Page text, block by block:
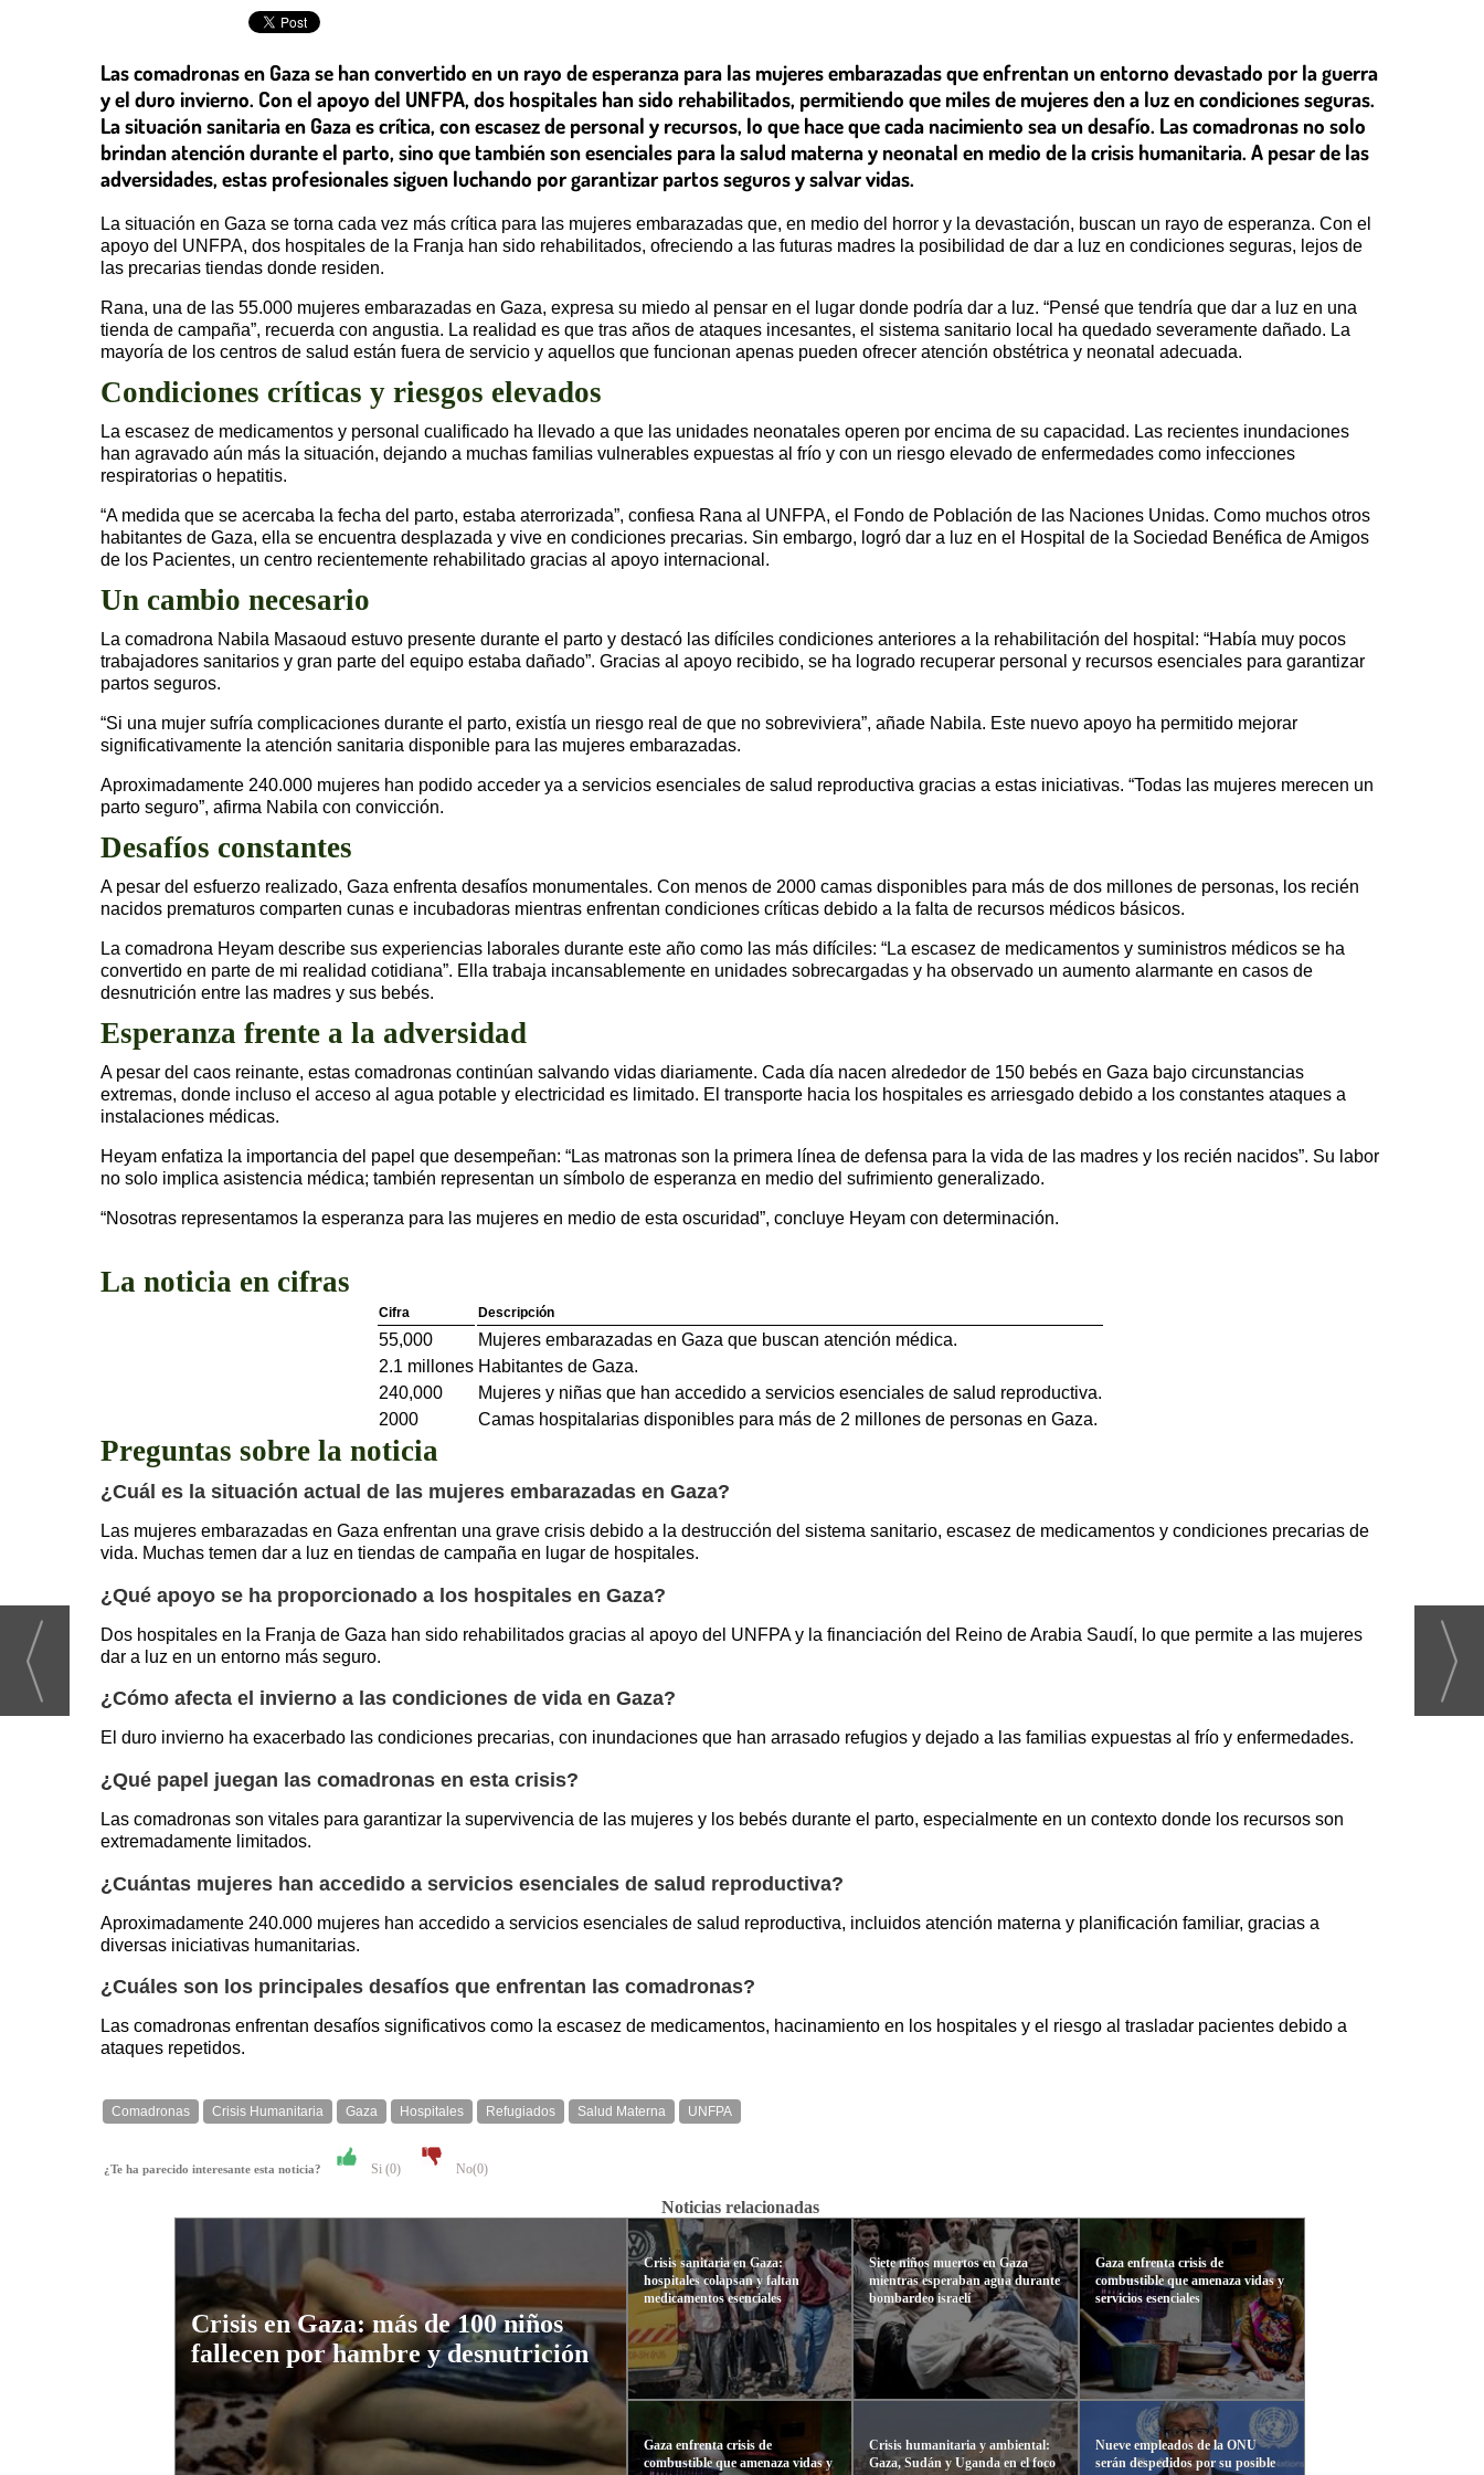
Las comadronas en Gaza se han convertido en un rayo de esperanza para las mujeres embarazadas que enfrentan un entorno devastado por la guerra
y el duro invierno. Con el apoyo del UNFPA, dos hospitales han sido rehabilitados, permitiendo que miles de mujeres den a luz en condiciones seguras.
La situación sanitaria en Gaza es crítica, con escasez de personal y recursos, lo que hace que cada nacimiento sea un desafío. Las comadronas no solo
brindan atención durante el parto, sino que también son esenciales para la salud materna y neonatal en medio de la crisis humanitaria. A pesar de las
adversidades, estas profesionales siguen luchando por garantizar partos seguros y salvar vidas.
La situación en Gaza se torna cada vez más crítica para las mujeres embarazadas que, en medio del horror y la devastación, buscan un rayo de esperanza. Con el
apoyo del UNFPA, dos hospitales de la Franja han sido rehabilitados, ofreciendo a las futuras madres la posibilidad de dar a luz en condiciones seguras, lejos de
las precarias tiendas donde residen.
Rana, una de las 55.000 mujeres embarazadas en Gaza, expresa su miedo al pensar en el lugar donde podría dar a luz. “Pensé que tendría que dar a luz en una
tienda de campaña”, recuerda con angustia. La realidad es que tras años de ataques incesantes, el sistema sanitario local ha quedado severamente dañado. La
mayoría de los centros de salud están fuera de servicio y aquellos que funcionan apenas pueden ofrecer atención obstétrica y neonatal adecuada.
Condiciones críticas y riesgos elevados
La escasez de medicamentos y personal cualificado ha llevado a que las unidades neonatales operen por encima de su capacidad. Las recientes inundaciones
han agravado aún más la situación, dejando a muchas familias vulnerables expuestas al frío y con un riesgo elevado de enfermedades como infecciones
respiratorias o hepatitis.
“A medida que se acercaba la fecha del parto, estaba aterrorizada”, confiesa Rana al UNFPA, el Fondo de Población de las Naciones Unidas. Como muchos otros
habitantes de Gaza, ella se encuentra desplazada y vive en condiciones precarias. Sin embargo, logró dar a luz en el Hospital de la Sociedad Benéfica de Amigos
de los Pacientes, un centro recientemente rehabilitado gracias al apoyo internacional.
Un cambio necesario
La comadrona Nabila Masaoud estuvo presente durante el parto y destacó las difíciles condiciones anteriores a la rehabilitación del hospital: “Había muy pocos
trabajadores sanitarios y gran parte del equipo estaba dañado”. Gracias al apoyo recibido, se ha logrado recuperar personal y recursos esenciales para garantizar
partos seguros.
“Si una mujer sufría complicaciones durante el parto, existía un riesgo real de que no sobreviviera”, añade Nabila. Este nuevo apoyo ha permitido mejorar
significativamente la atención sanitaria disponible para las mujeres embarazadas.
Aproximadamente 240.000 mujeres han podido acceder ya a servicios esenciales de salud reproductiva gracias a estas iniciativas. “Todas las mujeres merecen un
parto seguro”, afirma Nabila con convicción.
Desafíos constantes
A pesar del esfuerzo realizado, Gaza enfrenta desafíos monumentales. Con menos de 2000 camas disponibles para más de dos millones de personas, los recién
nacidos prematuros comparten cunas e incubadoras mientras enfrentan condiciones críticas debido a la falta de recursos médicos básicos.
La comadrona Heyam describe sus experiencias laborales durante este año como las más difíciles: “La escasez de medicamentos y suministros médicos se ha
convertido en parte de mi realidad cotidiana”. Ella trabaja incansablemente en unidades sobrecargadas y ha observado un aumento alarmante en casos de
desnutrición entre las madres y sus bebés.
Esperanza frente a la adversidad
A pesar del caos reinante, estas comadronas continúan salvando vidas diariamente. Cada día nacen alrededor de 150 bebés en Gaza bajo circunstancias
extremas, donde incluso el acceso al agua potable y electricidad es limitado. El transporte hacia los hospitales es arriesgado debido a los constantes ataques a
instalaciones médicas.
Heyam enfatiza la importancia del papel que desempeñan: “Las matronas son la primera línea de defensa para la vida de las madres y los recién nacidos”. Su labor
no solo implica asistencia médica; también representan un símbolo de esperanza en medio del sufrimiento generalizado.
“Nosotras representamos la esperanza para las mujeres en medio de esta oscuridad”, concluye Heyam con determinación.
La noticia en cifras
Cifra Descripción
55,000
Mujeres embarazadas en Gaza que buscan atención médica.
2.1 millones Habitantes de Gaza.
240,000
Mujeres y niñas que han accedido a servicios esenciales de salud reproductiva.
2000
Camas hospitalarias disponibles para más de 2 millones de personas en Gaza.
Preguntas sobre la noticia
¿Cuál es la situación actual de las mujeres embarazadas en Gaza?
Las mujeres embarazadas en Gaza enfrentan una grave crisis debido a la destrucción del sistema sanitario, escasez de medicamentos y condiciones precarias de
vida. Muchas temen dar a luz en tiendas de campaña en lugar de hospitales.
¿Qué apoyo se ha proporcionado a los hospitales en Gaza?
Dos hospitales en la Franja de Gaza han sido rehabilitados gracias al apoyo del UNFPA y la financiación del Reino de Arabia Saudí, lo que permite a las mujeres
dar a luz en un entorno más seguro.
¿Cómo afecta el invierno a las condiciones de vida en Gaza?
El duro invierno ha exacerbado las condiciones precarias, con inundaciones que han arrasado refugios y dejado a las familias expuestas al frío y enfermedades.
¿Qué papel juegan las comadronas en esta crisis?
Las comadronas son vitales para garantizar la supervivencia de las mujeres y los bebés durante el parto, especialmente en un contexto donde los recursos son
extremadamente limitados.
¿Cuántas mujeres han accedido a servicios esenciales de salud reproductiva?
Aproximadamente 240.000 mujeres han accedido a servicios esenciales de salud reproductiva, incluidos atención materna y planificación familiar, gracias a
diversas iniciativas humanitarias.
¿Cuáles son los principales desafíos que enfrentan las comadronas?
Las comadronas enfrentan desafíos significativos como la escasez de medicamentos, hacinamiento en los hospitales y el riesgo al trasladar pacientes debido a
ataques repetidos.
Comadronas Crisis Humanitaria Gaza Hospitales Refugiados Salud Materna UNFPA
¿Te ha parecido interesante esta noticia? Si (0) No(0)
Noticias relacionadas
Crisis en Gaza: más de 100 niños
fallecen por hambre y desnutrición
Crisis sanitaria en Gaza:
hospitales colapsan y faltan
medicamentos esenciales
Gaza enfrenta crisis de
combustible que amenaza vidas y
Siete niños muertos en Gaza
mientras esperaban agua durante
bombardeo israelí
Crisis humanitaria y ambiental:
Gaza, Sudán y Uganda en el foco
Gaza enfrenta crisis de
combustible que amenaza vidas y
servicios esenciales
Nueve empleados de la ONU
serán despedidos por su posible